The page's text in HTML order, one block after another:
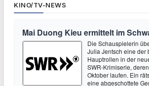
KINO/TV-NEWS
Mai Duong Kieu ermittelt im
Die Schauspielerin
Julia Jentsch eine der
Hauptrollen in der
SWR-Krimiserie,
Oktober laufen. Ein
eine abgeschottete